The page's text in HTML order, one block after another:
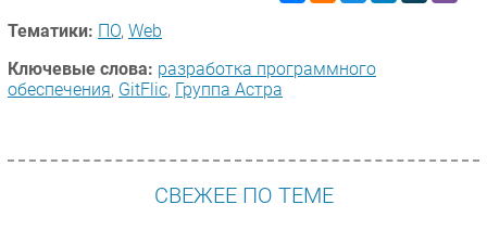
Тематики: ПО, Web
Ключевые слова: разработка программного
обеспечения, GitFlic, Группа Астра
СВЕЖЕЕ ПО ТЕМЕ